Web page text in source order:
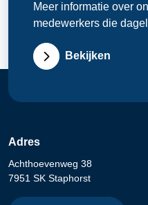
Meer informatie over
medewerkers die
Bekijken
Adres
Achthoevenweg 38
7951 SK Staphorst